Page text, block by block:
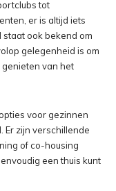
tot
er is altijd iets
ook bekend om
gelegenheid is om
van het
voor gezinnen
Er zijn verschillende
of co-housing
een thuis kunt